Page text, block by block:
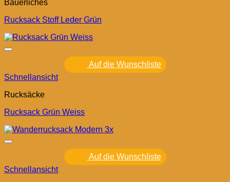
Bäuerliches
Rucksack Stoff Leder Grün
Auf die Wunschliste
Schnellansicht
Rucksäcke
Rucksack Grün Weiss
Auf die Wunschliste
Schnellansicht